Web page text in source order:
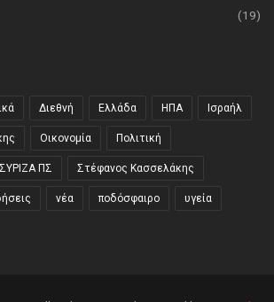
(19)
Διεθνή Ελλάδα ΗΠΑ Ισραήλ
Οικονομία Πολιτική
ΣΥΡΙΖΑ ΠΣ Στέφανος Κασσελάκης
νέα ποδόσφαιρο υγεία